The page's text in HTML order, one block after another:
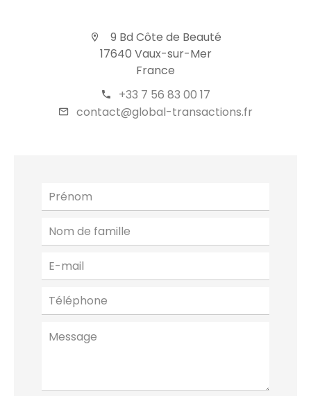
9 Bd Côte de Beauté
17640 Vaux-sur-Mer
France
+33 7 56 83 00 17
contact@global-transactions.fr